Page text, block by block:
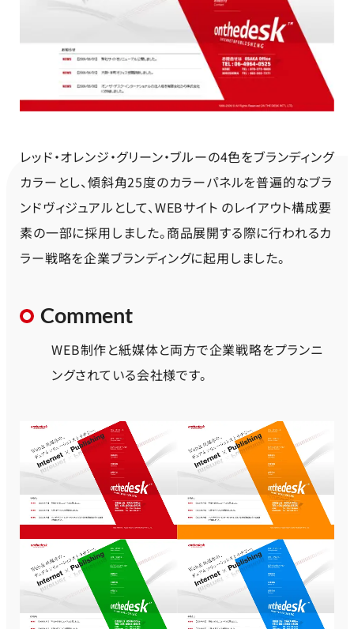
レッド・オレンジ・グリーン・ブルーの4色をブランディング
カラーとし、傾斜角25度のカラーパネルを普遍的なブラ
ンドヴィジュアルとして、WEBサイト のレイアウト構成要
素の一部に採用しました。商品展開する際に行われるカ
ラー戦略を企業ブランディングに起用しました。
Comment
WEB制作と紙媒体と両方で企業戦略をプランニ
ングされている会社様です。